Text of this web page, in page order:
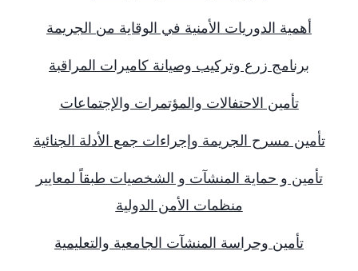
أهمية الدوريات الأمنية في الوقاية من الجريمة
برنامج زرع وتركيب وصيانة كاميرات المراقبة
تأمين الاحتفالات والمؤتمرات والإجتماعات
تأمين مسرح الجريمة وإجراءات جمع الأدلة الجنائية
تأمين و حماية المنشآت و الشخصيات طبقاً لمعايير
منظمات الأمن الدولية
تأمين وحراسة المنشآت الجامعية والتعليمية